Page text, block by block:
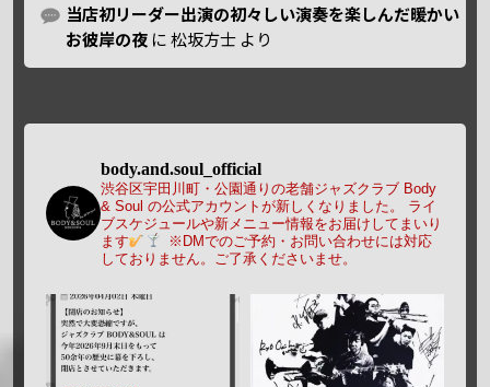
当店初リーダー出演の初々しい演奏を楽しんだ暖かい
お彼岸の夜 に松坂方士 より
body.and.soul_official
渋谷区宇田川町・公園通りの老舗ジャズクラブ Body
& Soul の公式アカウントが新しくなりました。
ライ
ブスケジュールや新メニュー情報をお届けしてまいり
ます
※DMでのご予約・お問い合わせには対応
しておりません。ご了承くださいませ。